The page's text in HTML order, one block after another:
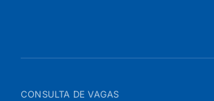
CONSULTA DE VAGAS